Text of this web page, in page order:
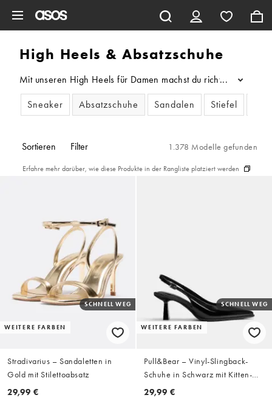
High Heels & Absatzschuhe
Mit unseren High Heels für Damen machst du richtig was
...
Sneaker
Absatzschuhe Sandalen Stiefel
Sortieren Filter 1.378 Modelle gefunden
Erfahre mehr darüber, wie diese Produkte in der Rangliste platziert werden
WEITERE FARBEN
SCHNELL WEG
Stradivarius – Sandaletten in
Gold mit Stilettoabsatz
29,99 €
WEITERE FARBEN
SCHNELL WEG
Pull&Bear – Vinyl-Slingback-
Schuhe in Schwarz mit Kitten-
Absatz
29,99 €